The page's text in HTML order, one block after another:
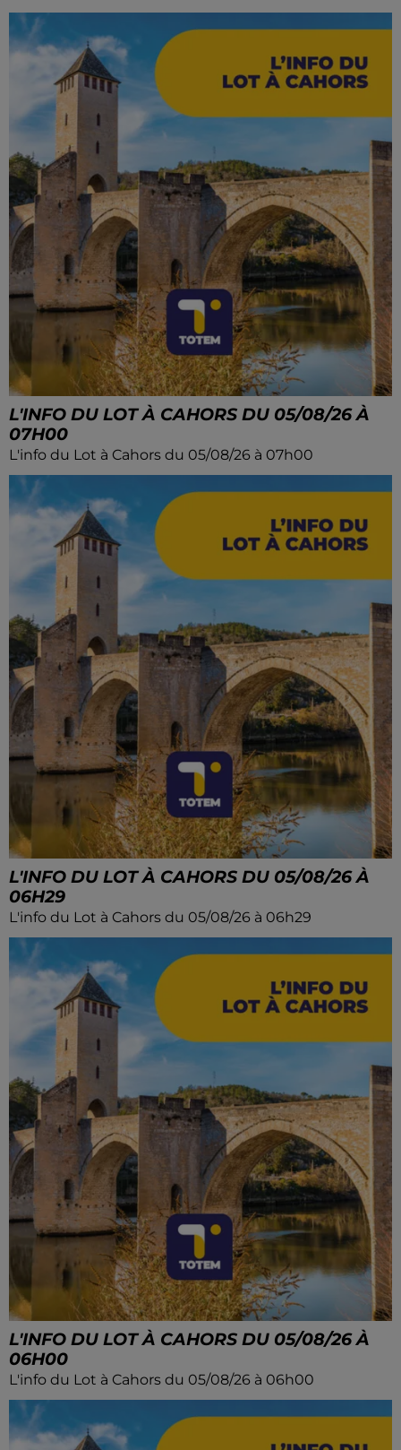
L'INFO DU LOT À CAHORS DU 05/08/26 À
07H00
L'info du Lot à Cahors du 05/08/26 à 07h00
L'INFO DU LOT À CAHORS DU 05/08/26 À
06H29
L'info du Lot à Cahors du 05/08/26 à 06h29
L'INFO DU LOT À CAHORS DU 05/08/26 À
06H00
L'info du Lot à Cahors du 05/08/26 à 06h00